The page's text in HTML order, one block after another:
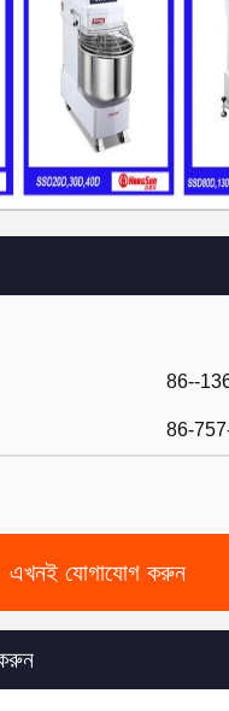
86--
86-
এখনই যোগাযোগ করুন